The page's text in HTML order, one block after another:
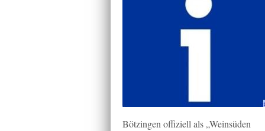
Bötzingen offiziell als „Weinsüden